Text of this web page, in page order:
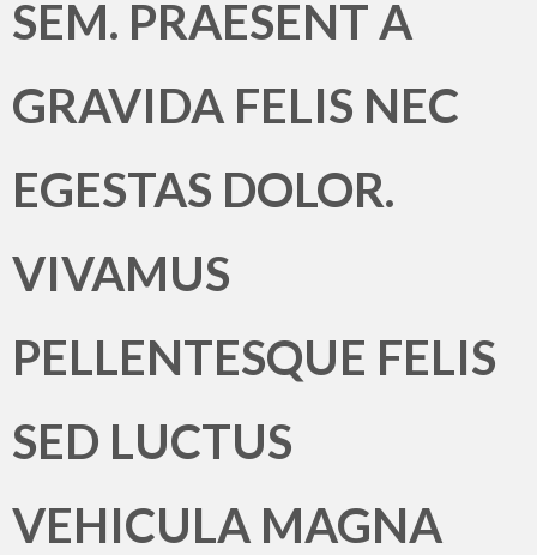
SEM. PRAESENT A
GRAVIDA FELIS NEC
EGESTAS DOLOR.
VIVAMUS
PELLENTESQUE FELIS
SED LUCTUS
VEHICULA MAGNA